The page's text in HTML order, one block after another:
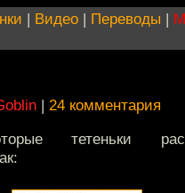
| Видео | Переводы |
| 24 комментария
тетеньки